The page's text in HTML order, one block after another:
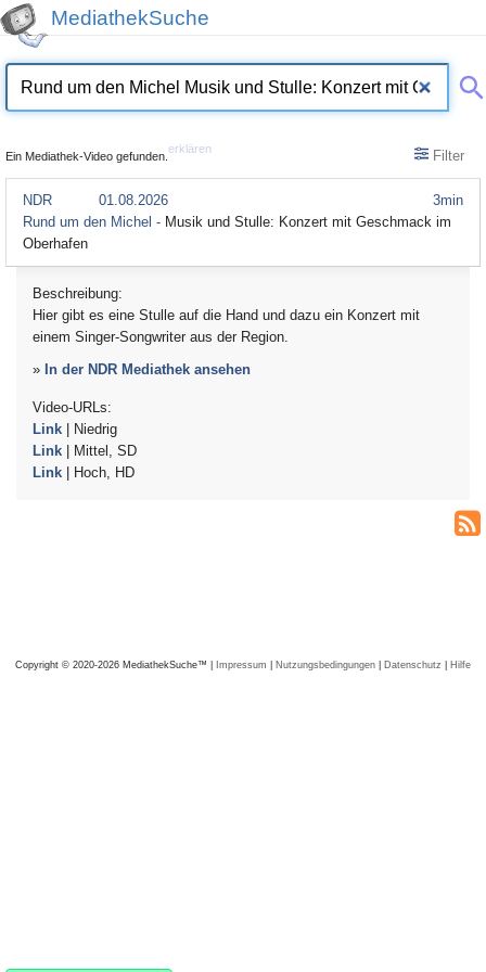
MediathekSuche
Ein Mediathek-Video gefunden.
erklären Filter
3min
NDR
01.08.2026
Rund um den Michel - Musik und Stulle: Konzert mit Geschmack im
Oberhafen
Beschreibung:
Hier gibt es eine Stulle auf die Hand und dazu ein Konzert mit
einem Singer-Songwriter aus der Region.
» In der NDR Mediathek ansehen
Video-URLs:
Link | Niedrig
Link | Mittel, SD
Link | Hoch, HD
Copyright © 2020-2026 MediathekSuche™ | Impressum | Nutzungsbedingungen | Datenschutz | Hilfe